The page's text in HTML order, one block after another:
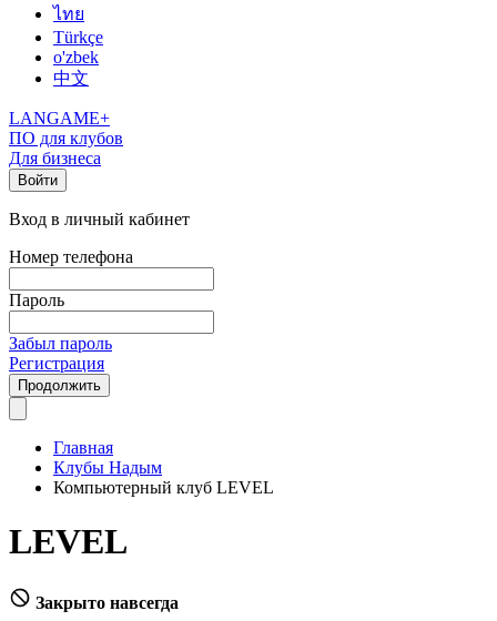
ไทย
Türkçe
o'zbek
中文
LANGAME+
ПО для клубов
Для бизнеса
Войти
Вход в личный кабинет
Номер телефона
Пароль
Забыл пароль
Регистрация
Продолжить
Главная
Клубы Надым
Компьютерный клуб LEVEL
LEVEL
Закрыто навсегда